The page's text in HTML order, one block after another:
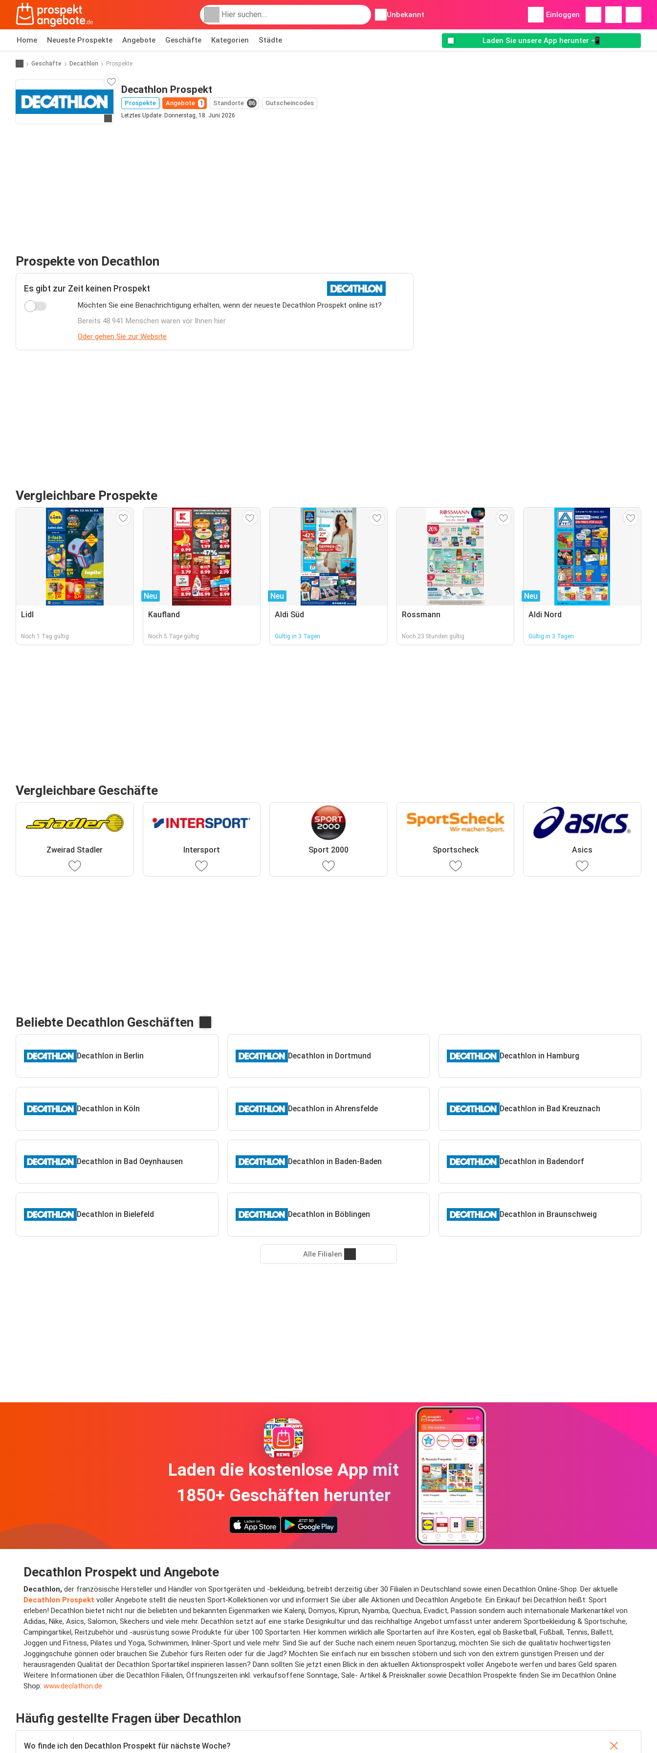
Unbekannt Einloggen
Home Neueste Prospekte Angebote Geschäfte Kategorien Städte Laden Sie unsere App herunter 📲
Geschäfte Decathlon Prospekte
Zur Website
Decathlon Prospekt
Prospekte Angebote 1 Standorte 86 Gutscheincodes
Letztes Update: Donnerstag, 18. Juni 2026
Prospekte von Decathlon
Es gibt zur Zeit keinen Prospekt
Möchten Sie eine Benachrichtigung erhalten, wenn der neueste Decathlon Prospekt online ist?
Bereits 48.941 Menschen waren vor Ihnen hier
Oder gehen Sie zur Website
Vergleichbare Prospekte
Lidl
Noch 1 Tag gültig
Neu
Kaufland
Noch 5 Tage gültig
Neu
Aldi Süd
Gültig in 3 Tagen
Rossmann
Noch 23 Stunden gültig
Neu
Aldi Nord
Gültig in 3 Tagen
Vergleichbare Geschäfte
Zweirad Stadler Intersport Sport 2000 Sportscheck Asics
Beliebte Decathlon Geschäften
Decathlon in Berlin Decathlon in Dortmund Decathlon in Hamburg
Decathlon in Köln Decathlon in Ahrensfelde Decathlon in Bad Kreuznach
Decathlon in Bad Oeynhausen Decathlon in Baden-Baden Decathlon in Badendorf
Decathlon in Bielefeld Decathlon in Böblingen Decathlon in Braunschweig
Alle Filialen
Laden die kostenlose App mit
1850+ Geschäften herunter
Decathlon Prospekt und Angebote
Decathlon, der französische Hersteller und Händler von Sportgeräten und -bekleidung, betreibt derzeitig über 30 Filialen in Deutschland sowie einen Decathlon Online-Shop. Der aktuelle
Decathlon Prospekt voller Angebote stellt die neusten Sport-Kollektionen vor und informiert Sie über alle Aktionen und Decathlon Angebote. Ein Einkauf bei Decathlon heißt: Sport
erleben! Decathlon bietet nicht nur die beliebten und bekannten Eigenmarken wie Kalenji, Domyos, Kiprun, Nyamba, Quechua, Evadict, Passion sondern auch internationale Markenartikel von
Adidas, Nike, Asics, Salomon, Skechers und viele mehr. Decathlon setzt auf eine starke Designkultur und das reichhaltige Angebot umfasst unter anderem Sportbekleidung & Sportschuhe,
Campingartikel, Reitzubehör und -ausrüstung sowie Produkte für über 100 Sportarten. Hier kommen wirklich alle Sportarten auf ihre Kosten, egal ob Basketball, Fußball, Tennis, Ballett,
Joggen und Fitness, Pilates und Yoga, Schwimmen, Inliner-Sport und viele mehr. Sind Sie auf der Suche nach einem neuen Sportanzug, möchten Sie sich die qualitativ hochwertigsten
Joggingschuhe gönnen oder brauchen Sie Zubehör fürs Reiten oder für die Jagd? Möchten Sie einfach nur ein bisschen stöbern und sich von den extrem günstigen Preisen und der
herausragenden Qualität der Decathlon Sportartikel inspirieren lassen? Dann sollten Sie jetzt einen Blick in den aktuellen Aktionsprospekt voller Angebote werfen und bares Geld sparen.
Weitere Informationen über die Decathlon Filialen, Öffnungszeiten inkl. verkaufsoffene Sonntage, Sale- Artikel & Preisknaller sowie Decathlon Prospekte finden Sie im Decathlon Online
Shop: www.declathon.de
Häufig gestellte Fragen über Decathlon
Wo finde ich den Decathlon Prospekt für nächste Woche?